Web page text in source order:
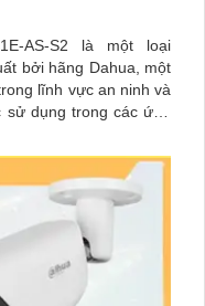
AS-S2 là một loại
bởi hãng Dahua, một
lĩnh vực an ninh và